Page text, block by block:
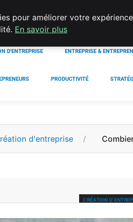
D'ENTREPRISE ENTREPRISE &
PRODUCTIVITÉ
d'entreprise
CRÉATION
pour améliorer votre
En savoir plus